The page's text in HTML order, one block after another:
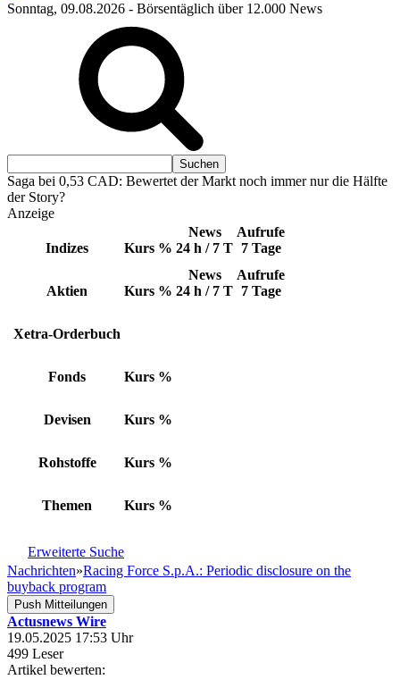
Sonntag, 09.08.2026 - Börsentäglich über 12.000 News
Saga bei 0,53 CAD: Bewertet der Markt noch immer nur die Hälfte
der Story?
Anzeige
Indizes Kurs %
News
24 h / 7 T
Aufrufe
7 Tage
Aktien Kurs %
News
24 h / 7 T
Aufrufe
7 Tage
Xetra-Orderbuch
Fonds Kurs %
Devisen Kurs %
Rohstoffe Kurs %
Themen Kurs %
Erweiterte Suche
Nachrichten»Racing Force S.p.A.: Periodic disclosure on the
buyback program
Push Mitteilungen
Actusnews Wire
19.05.2025 17:53 Uhr
499 Leser
Artikel bewerten: